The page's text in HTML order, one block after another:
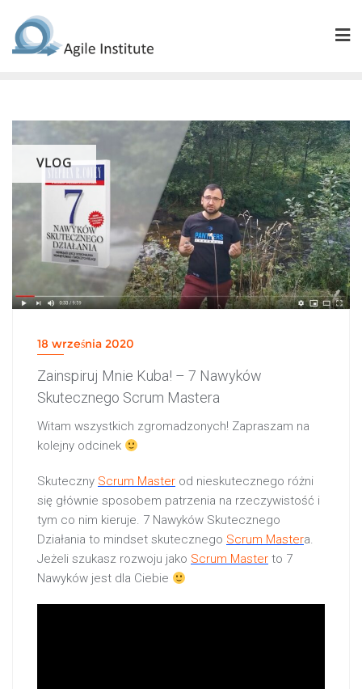
content
VLOG
18 września 2020
Zainspiruj Mnie Kuba! – 7 Nawyków
Skutecznego Scrum Mastera
Witam wszystkich zgromadzonych! Zapraszam na
kolejny odcinek
Skuteczny Scrum Master od nieskutecznego różni
się głównie sposobem patrzenia na rzeczywistość i
tym co nim kieruje. 7 Nawyków Skutecznego
Działania to mindset skutecznego Scrum Mastera.
Jeżeli szukasz rozwoju jako Scrum Master to 7
Nawyków jest dla Ciebie